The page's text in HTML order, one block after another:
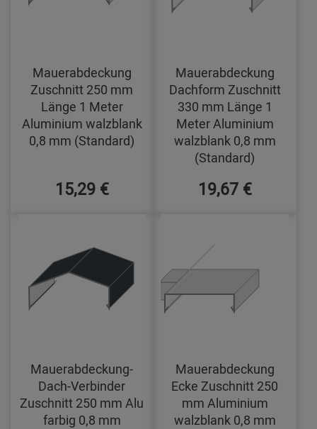
Mauerabdeckung
Zuschnitt 250 mm
Länge 1 Meter
Aluminium walzblank
0,8 mm (Standard)
15,29 €
Mauerabdeckung
Dachform Zuschnitt
330 mm Länge 1
Meter Aluminium
walzblank 0,8 mm
(Standard)
19,67 €
Mauerabdeckung-
Dach-Verbinder
Zuschnitt 250 mm Alu
farbig 0,8 mm
Mauerabdeckung
Ecke Zuschnitt 250
mm Aluminium
walzblank 0,8 mm